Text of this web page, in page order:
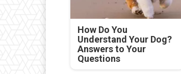
How Do You
Understand Your Dog?
Answers to Your
Questions